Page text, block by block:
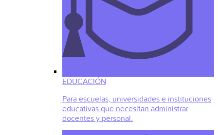
EDUCACIÓN
Para escuelas, universidades e instituciones
educativas que necesitan administrar
docentes y personal.